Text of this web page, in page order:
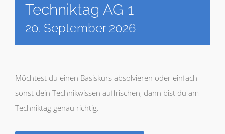
Techniktag AG 1
20. September 2026
Möchtest du einen Basiskurs absolvieren oder einfach
sonst dein Technikwissen auffrischen, dann bist du am
Techniktag genau richtig.